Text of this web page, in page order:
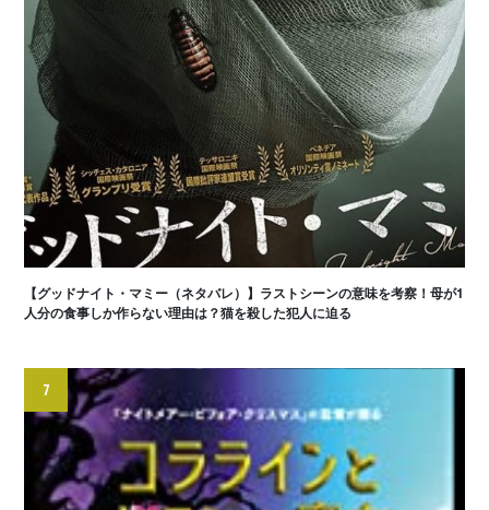
【グッドナイト・マミー（ネタバレ）】ラストシーンの意味を考察！母が1
人分の食事しか作らない理由は？猫を殺した犯人に迫る
7